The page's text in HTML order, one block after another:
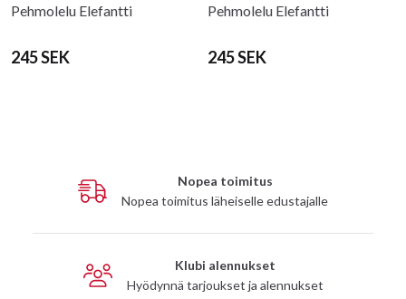
Pehmolelu Elefantti
245 SEK
Pehmolelu Elefantti
245 SEK
Nopea toimitus
Nopea toimitus läheiselle edustajalle
Klubi alennukset
Hyödynnä tarjoukset ja alennukset